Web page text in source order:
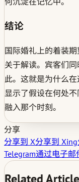
结论
国际婚礼上的着装
关于解读。宾客们
此。这就是为什么
显示了假设在何处
融入那个时刻。
分享
分享到 X分享到 Xing
Telegram通过电子邮
Related